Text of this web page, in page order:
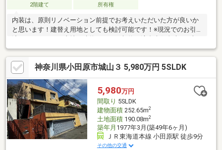
2階建て 所有権
内装は、原則リノベーション前提でお考えいただいた方が良いか
と思います！建替え用地としても検討可能です！※現況でのお引
物件には駐車場はございません。【横浜のハウスネット】０１２
０-４１１-３０６（通話料無料）・お客様のペースを大切にする
数少ない不動産会社・住所だけ知りたい、1件だけ見たいもOK・
現地集合現地解散、zoomでリモート見学もOK・Googleクチコミ
評価4.8の優良店・１都３県の不動産売却も得意な会社・しつこい
営業一切なしの安心店
神奈川県小田原市城山３ 5,980万円 5SLDK
5,980万円
間取り 5SLDK
建物面積252.65m2
土地面積190.08m2
築年月 1977年3月(築49年6ヶ月)
ＪＲ東海道本線 小田原駅 徒歩9分
その他の交通